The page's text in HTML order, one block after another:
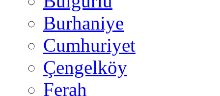
Burhaniye
Cumhuriyet
Çengelköy
Ferah